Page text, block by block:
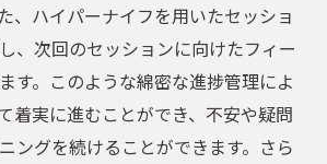
、ハイパーナイフを用いたセッショ
、次回のセッションに向けたフィー
す。このような綿密な進捗管理によ
着実に進むことができ、不安や疑問
ングを続けることができます。さら